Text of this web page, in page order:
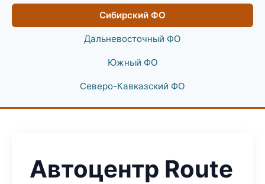
Сибирский ФО
Дальневосточный ФО
Южный ФО
Северо-Кавказский ФО
Автоцентр Route